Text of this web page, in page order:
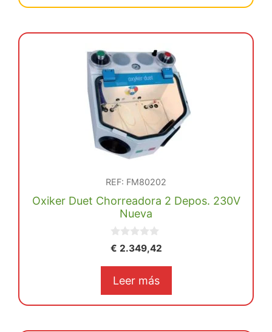
Airblaster
cantidad
REF: FM80202
Oxiker Duet Chorreadora 2 Depos. 230V
Nueva
0
d
€ 2.349,42
Leer más